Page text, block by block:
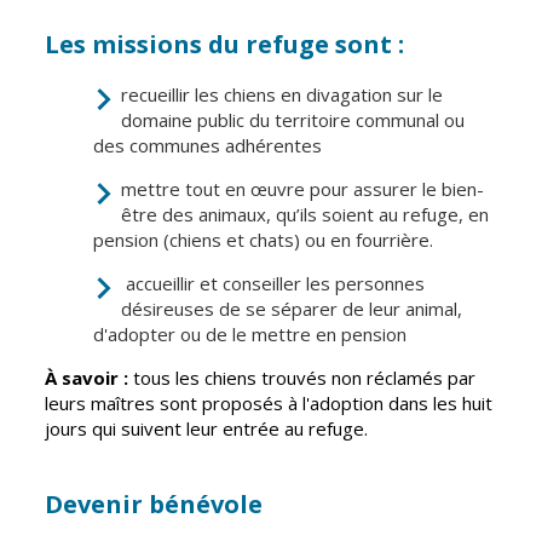
Publication des
actes
administratifs
Journal
municipal
Actualités
Agenda
Fil de l'info
Inscriptions
scolaires 2026-
2027
Enfance
jeunesse
Centres de
loisirs
Espace jeunes
Point
information
jeunesse
Restauration
municipale
Santé et
Les missions du refuge sont :
recueillir les chiens en divagation sur le
domaine public du territoire communal ou
des communes adhérentes
mettre tout en œuvre pour assurer le bien-
être des animaux, qu’ils soient au refuge, en
pension (chiens et chats) ou en fourrière.
accueillir et conseiller les personnes
désireuses de se séparer de leur animal,
d'adopter ou de le mettre en pension
À savoir : tous les chiens trouvés non réclamés par
leurs maîtres sont proposés à l'adoption dans les huit
jours qui suivent leur entrée au refuge.
Devenir bénévole